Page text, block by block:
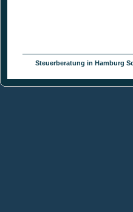
Steuerberatung in Hamburg